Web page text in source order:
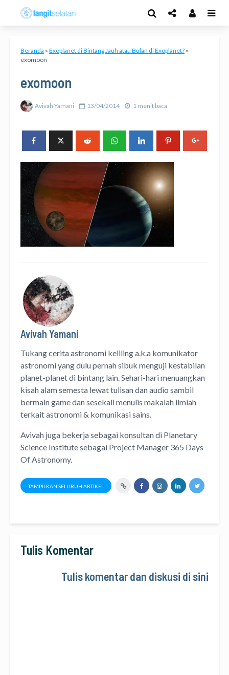
Beranda » Exoplanet di Bintang Jauh atau Bulan di Exoplanet? »
exomoon
exomoon
Avivah Yamani 13/04/2014 1 menit baca
Avivah Yamani
Tukang cerita astronomi kelilinga.k.a komunikator
astronomiyang dulu pernah sibuk menguji kestabilan
planet-planet di bintang lain. Sehari-hari menuangkan
kisah alam semesta lewattulisandanaudio sambil
bermain game dan sesekali menulis makalah ilmiah
terkait astronomi & komunikasi sains.
Avivah juga bekerja sebagai konsultan di Planetary
Science Institutesebagai Project Manager 365 Days
Of Astronomy.
TAMPILKAN SELURUH ARTIKEL
Tulis Komentar
Tulis komentar dan diskusi di sini